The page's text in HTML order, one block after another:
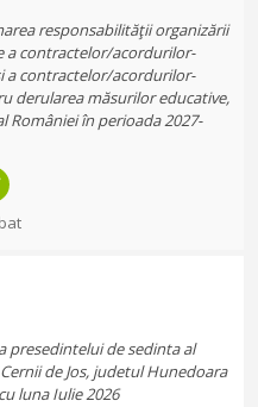
responsabilităţii organizării
a contractelor/acordurilor-
a contractelor/acordurilor-
derularea măsurilor educative,
României în perioada 2027-
presedintelui de sedinta al
de Jos, judetul Hunedoara
luna Iulie 2026